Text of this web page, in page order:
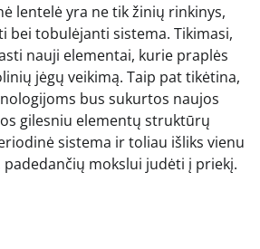
lentelė yra ne tik žinių rinkinys,
bei tobulėjanti sistema. Tikimasi,
nauji elementai, kurie praplės
jėgų veikimą. Taip pat tikėtina,
bus sukurtos naujos
gilesniu elementų struktūrų
sistema ir toliau išliks vienu
mokslui judėti į priekį.